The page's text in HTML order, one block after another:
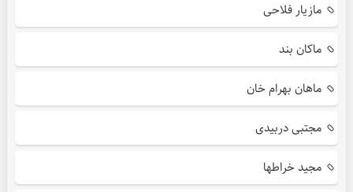
مازیار فلاحی
ماکان بند
ماهان بهرام خان
مجتبی دربیدی
مجید خراطها